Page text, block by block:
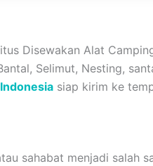
Disewakan Alat
Selimut, Nesting,
siap kirim ke
sahabat menjadi salah